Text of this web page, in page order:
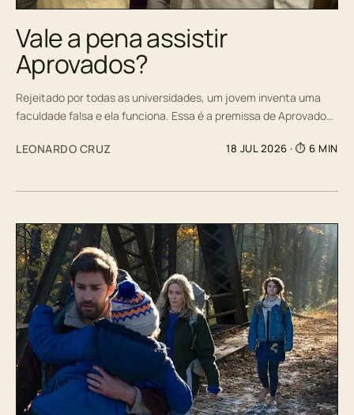
Vale a pena assistir
Aprovados?
Rejeitado por todas as universidades, um jovem inventa uma
faculdade falsa e ela funciona. Essa é a premissa de Aprovado…
LEONARDO CRUZ 18 JUL 2026 · ⏱ 6 MIN